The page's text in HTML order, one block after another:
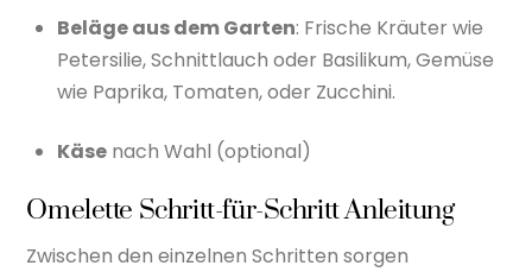
Beläge aus dem Garten: Frische Kräuter wie
Petersilie, Schnittlauch oder Basilikum, Gemüse
wie Paprika, Tomaten, oder Zucchini.
Käse nach Wahl (optional)
Omelette Schritt-für-Schritt Anleitung
Zwischen den einzelnen Schritten sorgen